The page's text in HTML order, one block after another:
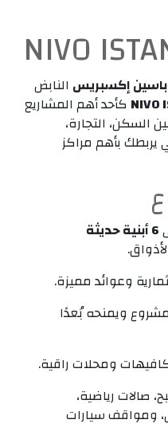
باسين إكسبريس النابض
NIVO كأحد أهم المشاريع
السكن، التجارة،
بأهم مراكز
6 أبنية حديثة
وعوائد مميزة.
ويمنحه بُعدًا
ومحلات راقية.
صالات رياضية،
ومواقف سيارات